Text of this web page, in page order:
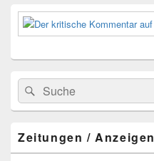
Suchen
nach:
Suchen
Zeitungen / Anzeigen